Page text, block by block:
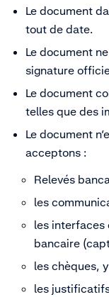
Le document
tout de date.
Le document
signature
Le document
telles que des
Le document
acceptons :
Relevés
les
les interfaces
bancaire
les chèques,
les